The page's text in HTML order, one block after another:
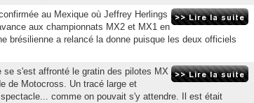
au Mexique où Jeffrey Herlings
aux championnats MX2 et MX1 en
brésilienne a relancé la donne puisque les deux officiels
se s'est affronté le gratin des pilotes MX
de Motocross. Un tracé large et
comme on pouvait s'y attendre. Il est était